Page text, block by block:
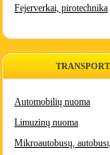
Fejerverkai, pirotechnika
Automobilių nuoma
Limuzinų nuoma
Mikroautobusų,